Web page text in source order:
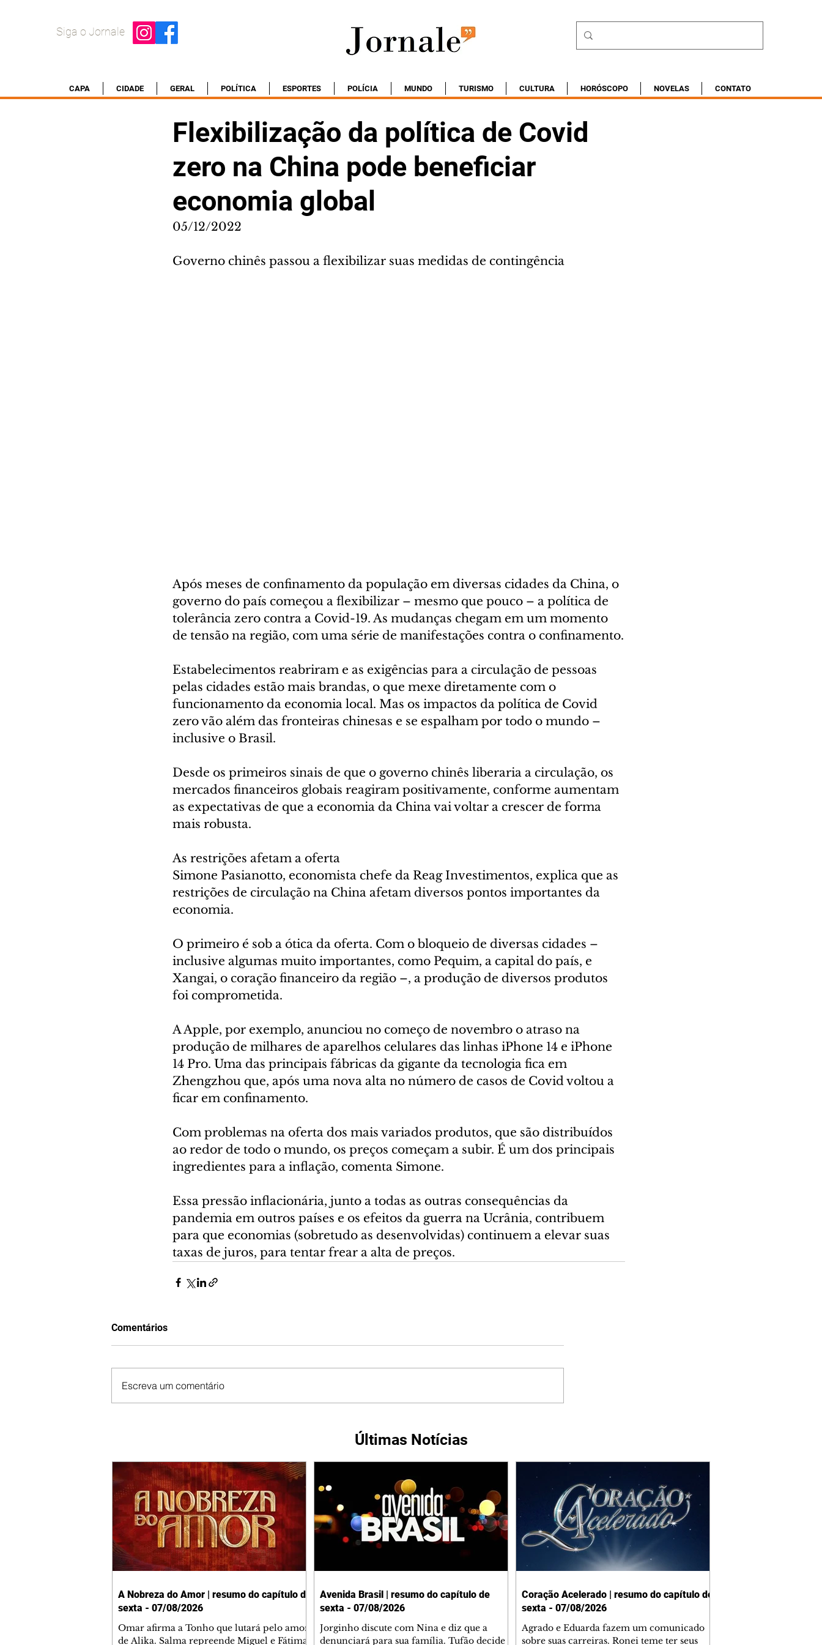
Siga o Jornale
CAPA CIDADE GERAL POLÍTICA ESPORTES POLÍCIA MUNDO TURISMO CULTURA HORÓSCOPO NOVELAS CONTATO
Flexibilização da política de Covid
zero na China pode beneficiar
economia global
05/12/2022
Governo chinês passou a flexibilizar suas medidas de contingência
Após meses de confinamento da população em diversas cidades da China, o
governo do país começou a flexibilizar – mesmo que pouco – a política de
tolerância zero contra a Covid-19. As mudanças chegam em um momento
de tensão na região, com uma série de manifestações contra o confinamento.
Estabelecimentos reabriram e as exigências para a circulação de pessoas
pelas cidades estão mais brandas, o que mexe diretamente com o
funcionamento da economia local. Mas os impactos da política de Covid
zero vão além das fronteiras chinesas e se espalham por todo o mundo –
inclusive o Brasil.
Desde os primeiros sinais de que o governo chinês liberaria a circulação, os
mercados financeiros globais reagiram positivamente, conforme aumentam
as expectativas de que a economia da China vai voltar a crescer de forma
mais robusta.
As restrições afetam a oferta
Simone Pasianotto, economista chefe da Reag Investimentos, explica que as
restrições de circulação na China afetam diversos pontos importantes da
economia.
O primeiro é sob a ótica da oferta. Com o bloqueio de diversas cidades –
inclusive algumas muito importantes, como Pequim, a capital do país, e
Xangai, o coração financeiro da região –, a produção de diversos produtos
foi comprometida.
A Apple, por exemplo, anunciou no começo de novembro o atraso na
produção de milhares de aparelhos celulares das linhas iPhone 14 e iPhone
14 Pro. Uma das principais fábricas da gigante da tecnologia fica em
Zhengzhou que, após uma nova alta no número de casos de Covid voltou a
ficar em confinamento.
Com problemas na oferta dos mais variados produtos, que são distribuídos
ao redor de todo o mundo, os preços começam a subir. É um dos principais
ingredientes para a inflação, comenta Simone.
Essa pressão inflacionária, junto a todas as outras consequências da
pandemia em outros países e os efeitos da guerra na Ucrânia, contribuem
para que economias (sobretudo as desenvolvidas) continuem a elevar suas
taxas de juros, para tentar frear a alta de preços.
Comentários
Escreva um comentário
Últimas Notícias
A Nobreza do Amor | resumo do capítulo de
sexta - 07/08/2026
Omar afirma a Tonho que lutará pelo amor
de Alika. Salma repreende Miguel e Fátima
Avenida Brasil | resumo do capítulo de
sexta - 07/08/2026
Jorginho discute com Nina e diz que a
denunciará para sua família. Tufão decide
Coração Acelerado | resumo do capítulo de
sexta - 07/08/2026
Agrado e Eduarda fazem um comunicado
sobre suas carreiras. Ronei teme ter seus